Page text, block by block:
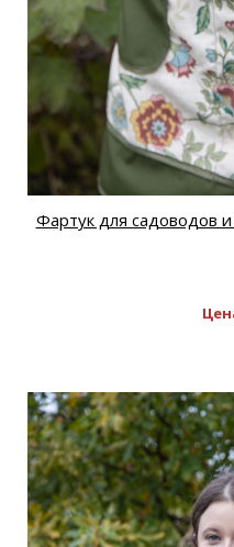
Фартук для садоводов